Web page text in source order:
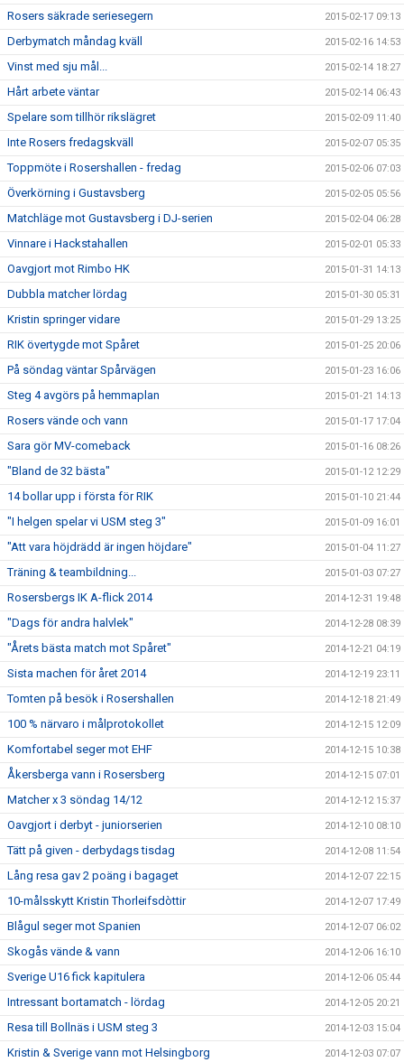
Rosers säkrade seriesegern 2015-02-17 09:13
Derbymatch måndag kväll 2015-02-16 14:53
Vinst med sju mål... 2015-02-14 18:27
Hårt arbete väntar 2015-02-14 06:43
Spelare som tillhör rikslägret 2015-02-09 11:40
Inte Rosers fredagskväll 2015-02-07 05:35
Toppmöte i Rosershallen - fredag 2015-02-06 07:03
Överkörning i Gustavsberg 2015-02-05 05:56
Matchläge mot Gustavsberg i DJ-serien 2015-02-04 06:28
Vinnare i Hackstahallen 2015-02-01 05:33
Oavgjort mot Rimbo HK 2015-01-31 14:13
Dubbla matcher lördag 2015-01-30 05:31
Kristin springer vidare 2015-01-29 13:25
RIK övertygde mot Spåret 2015-01-25 20:06
På söndag väntar Spårvägen 2015-01-23 16:06
Steg 4 avgörs på hemmaplan 2015-01-21 14:13
Rosers vände och vann 2015-01-17 17:04
Sara gör MV-comeback 2015-01-16 08:26
"Bland de 32 bästa" 2015-01-12 12:29
14 bollar upp i första för RIK 2015-01-10 21:44
"I helgen spelar vi USM steg 3" 2015-01-09 16:01
"Att vara höjdrädd är ingen höjdare" 2015-01-04 11:27
Träning & teambildning... 2015-01-03 07:27
Rosersbergs IK A-flick 2014 2014-12-31 19:48
"Dags för andra halvlek" 2014-12-28 08:39
"Årets bästa match mot Spåret" 2014-12-21 04:19
Sista machen för året 2014 2014-12-19 23:11
Tomten på besök i Rosershallen 2014-12-18 21:49
100 % närvaro i målprotokollet 2014-12-15 12:09
Komfortabel seger mot EHF 2014-12-15 10:38
Åkersberga vann i Rosersberg 2014-12-15 07:01
Matcher x 3 söndag 14/12 2014-12-12 15:37
Oavgjort i derbyt - juniorserien 2014-12-10 08:10
Tätt på given - derbydags tisdag 2014-12-08 11:54
Lång resa gav 2 poäng i bagaget 2014-12-07 22:15
10-målsskytt Kristin Thorleifsdòttir 2014-12-07 17:49
Blågul seger mot Spanien 2014-12-07 06:02
Skogås vände & vann 2014-12-06 16:10
Sverige U16 fick kapitulera 2014-12-06 05:44
Intressant bortamatch - lördag 2014-12-05 20:21
Resa till Bollnäs i USM steg 3 2014-12-03 15:04
Kristin & Sverige vann mot Helsingborg 2014-12-03 07:07